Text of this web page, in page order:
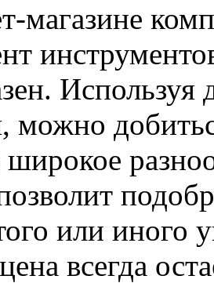
магазине
можно
широкое
или иного
всегда